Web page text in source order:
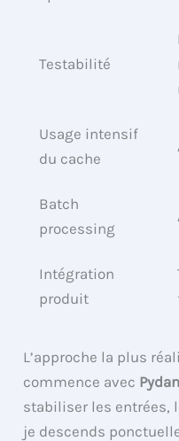
Testabilité
Usage intensif
du cache
Batch
processing
Intégration
produit
L’approche la plus
commence avec
stabiliser les entrées,
je descends